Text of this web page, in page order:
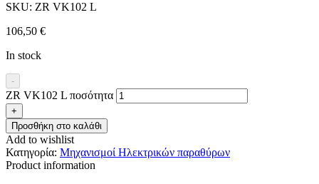
SKU: ZR VK102 L
106,50 €
In stock
-
ZR VK102 L ποσότητα
+
Προσθήκη στο καλάθι
Add to wishlist
Κατηγορία: Μηχανισμοί Ηλεκτρικών παραθύρων
Product information